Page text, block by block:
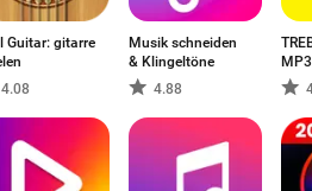
Guitar: gitarre
4.08
Musik schneiden
& Klingeltöne
4.88